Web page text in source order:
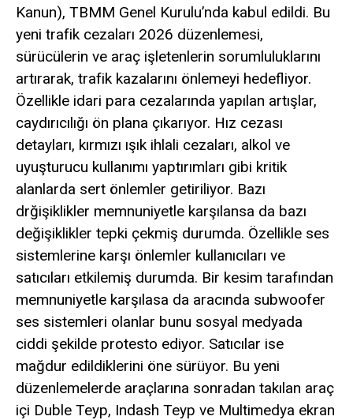
Kanun), TBMM Genel Kurulu’nda kabul edildi. Bu
yeni trafik cezaları 2026 düzenlemesi,
sürücülerin ve araç işletenlerin sorumluluklarını
artırarak, trafik kazalarını önlemeyi hedefliyor.
Özellikle idari para cezalarında yapılan artışlar,
caydırıcılığı ön plana çıkarıyor. Hız cezası
detayları, kırmızı ışık ihlali cezaları, alkol ve
uyuşturucu kullanımı yaptırımları gibi kritik
alanlarda sert önlemler getiriliyor. Bazı
drğişiklikler memnuniyetle karşılansa da bazı
değişiklikler tepki çekmiş durumda. Özellikle ses
sistemlerine karşı önlemler kullanıcıları ve
satıcıları etkilemiş durumda. Bir kesim tarafından
memnuniyetle karşılasa da aracında subwoofer
ses sistemleri olanlar bunu sosyal medyada
ciddi şekilde protesto ediyor. Satıcılar ise
mağdur edildiklerini öne sürüyor. Bu yeni
düzenlemelerde araçlarına sonradan takılan araç
içi Duble Teyp, Indash Teyp ve Multimedya ekran